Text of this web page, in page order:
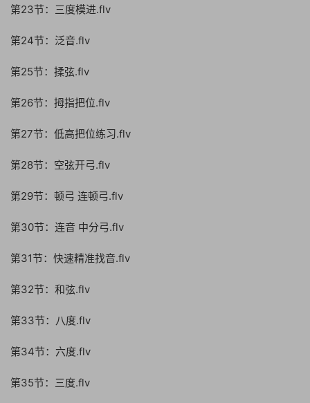
第23节：三度模进.flv
第24节：泛音.flv
第25节：揉弦.flv
第26节：拇指把位.flv
第27节：低高把位练习.flv
第28节：空弦开弓.flv
第29节：顿弓 连顿弓.flv
第30节：连音 中分弓.flv
第31节：快速精准找音.flv
第32节：和弦.flv
第33节：八度.flv
第34节：六度.flv
第35节：三度.flv